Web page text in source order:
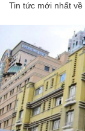
Tin tức mới nhất về